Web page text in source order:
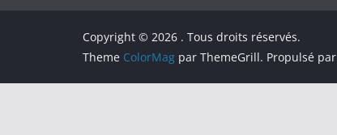
Copyright © 2026 . Tous droits réservés.
Theme ColorMag par ThemeGrill. Propulsé par